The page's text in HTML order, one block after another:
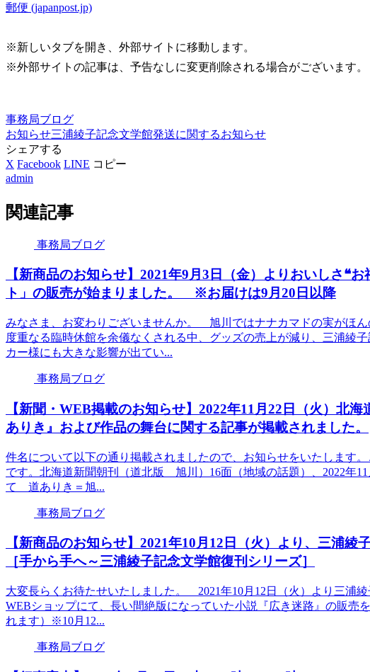
郵便 (japanpost.jp)
※新しいタブを開き、外部サイトに移動します。
※外部サイトの記事は、予告なしに変更削除される場合がございます。
事務局ブログ
お知らせ三浦綾子記念文学館発送に関するお知らせ
シェアする
X Facebook LINE コピー
admin
関連記事
事務局ブログ
【新商品のお知らせ】2021年9月3日（金）よりおいしさ❝
ト」の販売が始まりました。 ※お届けは9月20日以降
みなさま、お変わりございませんか。 旭川ではナナカマドの実がほ
度重なる臨時休館を余儀なくされる中、グッズの売上が減り、三浦綾
カー様にも大きな影響が出てい...
事務局ブログ
【新聞・WEB掲載のお知らせ】2022年11月22日（火）北
ありき』および作品の舞台に関する記事が掲載されました。
件名について以下の通り掲載されましたので、お知らせをいたします
です。北海道新聞朝刊（道北版 旭川）16面（地域の話題）、2022年
て 道ありき＝旭...
事務局ブログ
【新商品のお知らせ】2021年10月12日（火）より、三浦綾
［手から手へ～三浦綾子記念文学館復刊シリーズ］
大変長らくお待たせいたしました。 2021年10月12日（火）より三浦
WEBショップにて、長い間絶版になっていた小説『広き迷路』の販売
れます）※10月12...
事務局ブログ